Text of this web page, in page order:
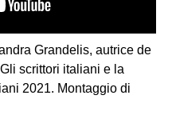
Grandelis, autrice de
scrittori italiani e la
2021. Montaggio di